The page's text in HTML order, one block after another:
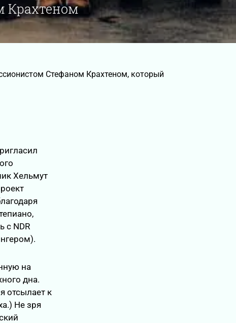
Крахтеном
Стефаном Крахтеном, который
Хельмут
с NDR
на
дна.
отсылает к
Не зря